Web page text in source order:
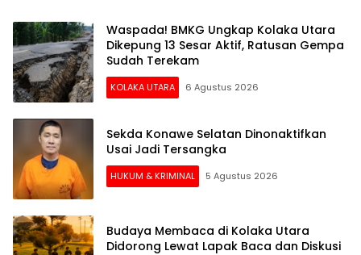
Waspada! BMKG Ungkap Kolaka Utara
Dikepung 13 Sesar Aktif, Ratusan Gempa
Sudah Terekam
KOLAKA UTARA 6 Agustus 2026
Sekda Konawe Selatan Dinonaktifkan
Usai Jadi Tersangka
HUKUM & KRIMINAL 5 Agustus 2026
Budaya Membaca di Kolaka Utara
Didorong Lewat Lapak Baca dan Diskusi